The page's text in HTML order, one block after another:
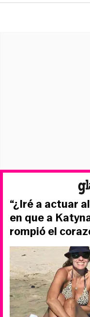
“¿Iré a actuar
en que a
rompió el